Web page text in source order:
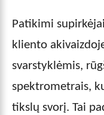
Patikimi
kliento
svarstyklėmis,
spektrometrais,
tikslų svorį. Tai